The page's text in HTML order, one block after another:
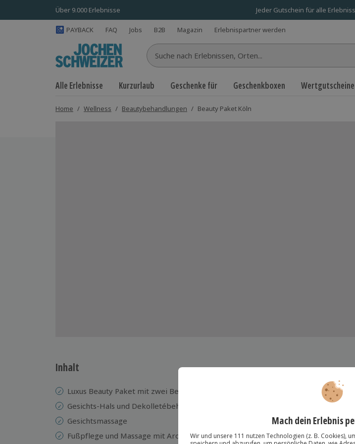
Über 9.000 Erlebnisse Jeder Gutschein für alle
PAYBACK FAQ Jobs B2B Magazin Erlebnispartner werden
Suche nach Erlebnissen...
Alle Erlebnisse Kurzurlaub Geschenke für Geschenkboxen Wertgutscheine
Home / Wellness / Beautybehandlungen / Beauty Paket Köln
Inhalt
Luxus Beauty Paket mit zwei Behandlungen
Gesichts-Hals und Dekolletébehandlung mit Bio Hyaluron
Gesichtsmassage
Fußpflege und Massage mit Aromaölen